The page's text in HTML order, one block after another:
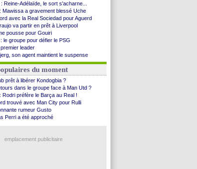
: Reine-Adélaïde, le sort s'acharne...
: Mawissa a gravement blessé Uche
avec la Real Sociedad pour Aguerd
va partir en prêt à Liverpool
pousse pour Gouiri
: le groupe pour défier le PSG
leader
son agent maintient le suspense
évoque son avenir
transfert d'Asllani tombe à l'eau
du Football Video Support
envoie une pique à Longoria
Al-Ahli veut Pape Gueye
saison de Fonseca ?
prétendant pour Højbjerg
gardien norvégien en approche ?
a versé 120 M€ en 2026
avec sursis requis contre un arbitre
du moment
prêt à libérer Kondogbia ?
dans le groupe face à Man Utd ?
: Rodri préfère le Barça au Real !
trouvé avec Man City pour Rulli
rumeur Gusto
Perri a été approché
emplacement publicitaire